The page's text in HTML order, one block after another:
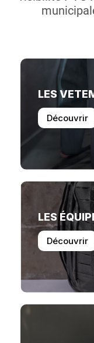
LES
Découvrir
LES
Découvrir